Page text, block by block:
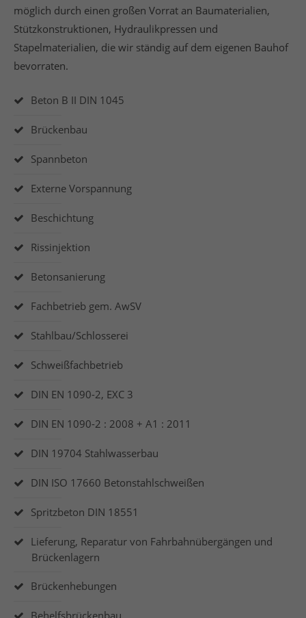
möglich durch einen großen Vorrat an Baumaterialien,
Stützkonstruktionen, Hydraulikpressen und
Stapelmaterialien, die wir ständig auf dem eigenen Bauhof
bevorraten.
Beton B II DIN 1045
Brückenbau
Spannbeton
Externe Vorspannung
Beschichtung
Rissinjektion
Betonsanierung
Fachbetrieb gem. AwSV
Stahlbau/Schlosserei
Schweißfachbetrieb
DIN EN 1090-2, EXC 3
DIN EN 1090-2 : 2008 + A1 : 2011
DIN 19704 Stahlwasserbau
DIN ISO 17660 Betonstahlschweißen
Spritzbeton DIN 18551
Lieferung, Reparatur von Fahrbahnübergängen und
Brückenlagern
Brückenhebungen